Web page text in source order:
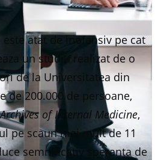
atat de inofensiv pe cat
un studiu realizat de o
de la Universitatea din
de 200.000 de persoane,
Archives of Internal Medicine,
pe scaun mai mult de 11
semnificativ speranta de